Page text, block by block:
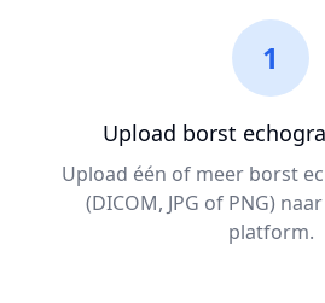
1
Upload borst
Upload één of meer borst
(DICOM, JPG of PNG)
platform.